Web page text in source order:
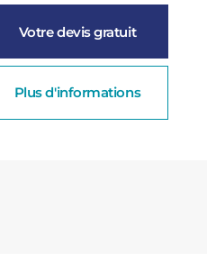
Votre devis gratuit
Plus d'informations